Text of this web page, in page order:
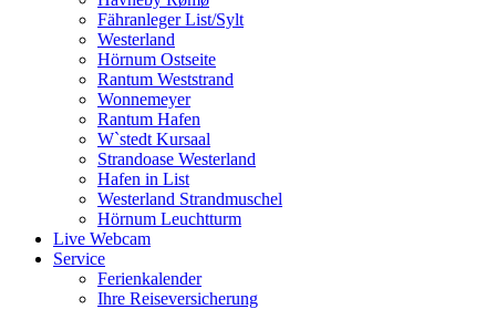
Fähranleger List/Sylt
Westerland
Hörnum Ostseite
Rantum Weststrand
Wonnemeyer
Rantum Hafen
W`stedt Kursaal
Strandoase Westerland
Hafen in List
Westerland Strandmuschel
Hörnum Leuchtturm
Live Webcam
Service
Ferienkalender
Ihre Reiseversicherung